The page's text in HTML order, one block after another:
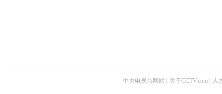
中央电视台网站 关于CCTV.com 人